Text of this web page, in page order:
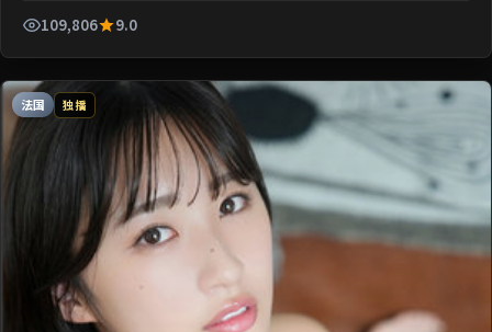
109,806
9.0
法国 独播